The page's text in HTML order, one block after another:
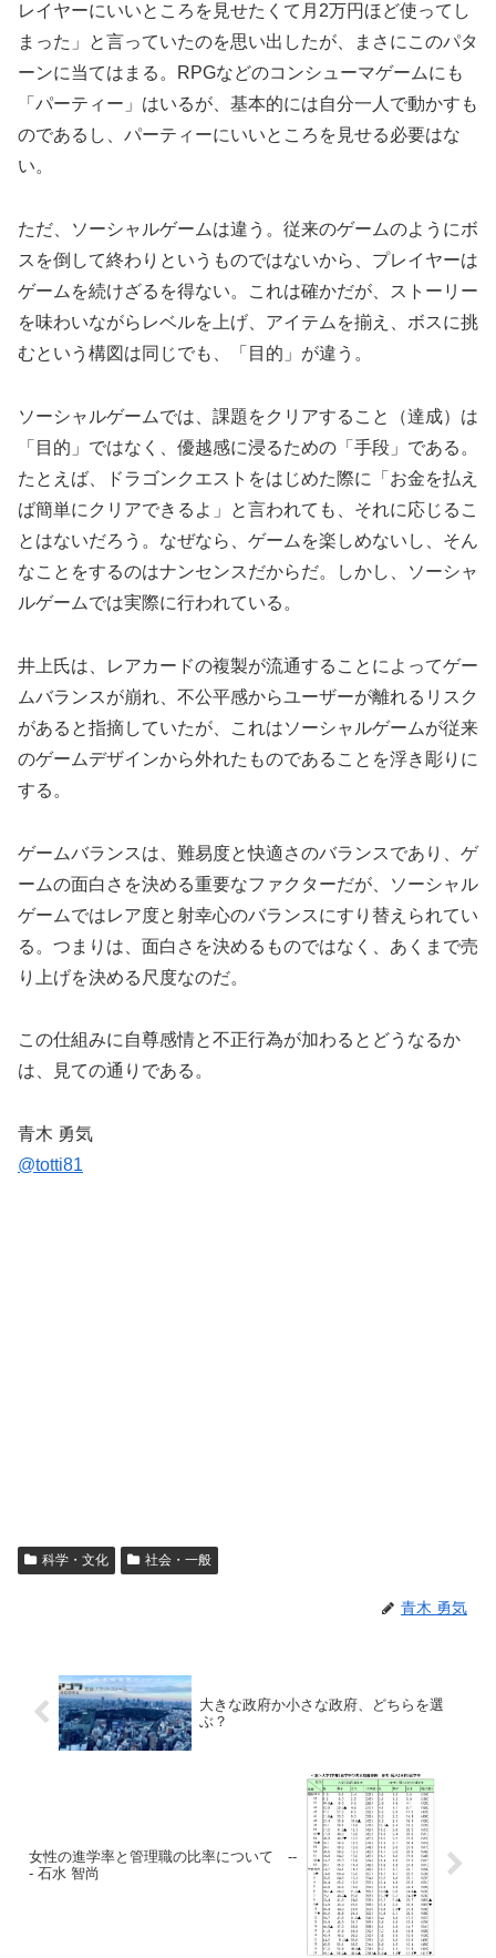
レイヤーにいいところを見せたくて月2万円ほど使ってし
まった」と言っていたのを思い出したが、まさにこのパタ
ーンに当てはまる。RPGなどのコンシューマゲームにも
「パーティー」はいるが、基本的には自分一人で動かすも
のであるし、パーティーにいいところを見せる必要はな
い。
ただ、ソーシャルゲームは違う。従来のゲームのようにボ
スを倒して終わりというものではないから、プレイヤーは
ゲームを続けざるを得ない。これは確かだが、ストーリー
を味わいながらレベルを上げ、アイテムを揃え、ボスに挑
むという構図は同じでも、「目的」が違う。
ソーシャルゲームでは、課題をクリアすること（達成）は
「目的」ではなく、優越感に浸るための「手段」である。
たとえば、ドラゴンクエストをはじめた際に「お金を払え
ば簡単にクリアできるよ」と言われても、それに応じるこ
とはないだろう。なぜなら、ゲームを楽しめないし、そん
なことをするのはナンセンスだからだ。しかし、ソーシャ
ルゲームでは実際に行われている。
井上氏は、レアカードの複製が流通することによってゲー
ムバランスが崩れ、不公平感からユーザーが離れるリスク
があると指摘していたが、これはソーシャルゲームが従来
のゲームデザインから外れたものであることを浮き彫りに
する。
ゲームバランスは、難易度と快適さのバランスであり、ゲ
ームの面白さを決める重要なファクターだが、ソーシャル
ゲームではレア度と射幸心のバランスにすり替えられてい
る。つまりは、面白さを決めるものではなく、あくまで売
り上げを決める尺度なのだ。
この仕組みに自尊感情と不正行為が加わるとどうなるか
は、見ての通りである。
青木 勇気
@totti81
科学・文化 社会・一般
青木 勇気
大きな政府か小さな政府、どちらを選
ぶ？
女性の進学率と管理職の比率について --
- 石水 智尚